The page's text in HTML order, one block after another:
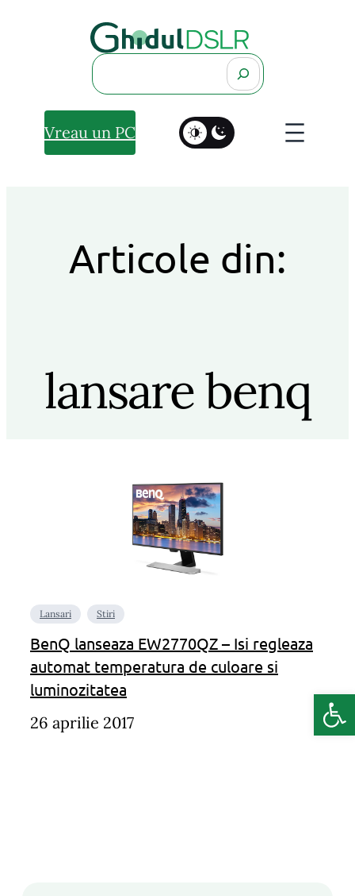
Search
Vreau un PC
Articole din:
lansare benq
Lansari Stiri
BenQ lanseaza EW2770QZ – Isi regleaza
automat temperatura de culoare si
luminozitatea
26 aprilie 2017